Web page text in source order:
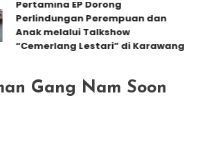
Pertamina EP Dorong
Perlindungan Perempuan dan
Anak melalui Talkshow
“Cemerlang Lestari” di Karawang
Gang Nam Soon